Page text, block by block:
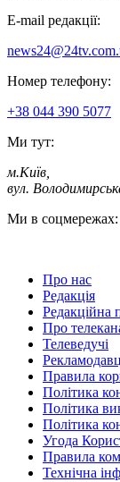
E-mail редакції:
Номер телефону:
+38 044 390 5077
Ми тут:
м.Київ
вул.
Ми в соцмережах:
Про нас
Редакція
Редакційна
Про
Телеведучі
Правила
Політика
Політика
Політика
Угода
Правила
Технічна